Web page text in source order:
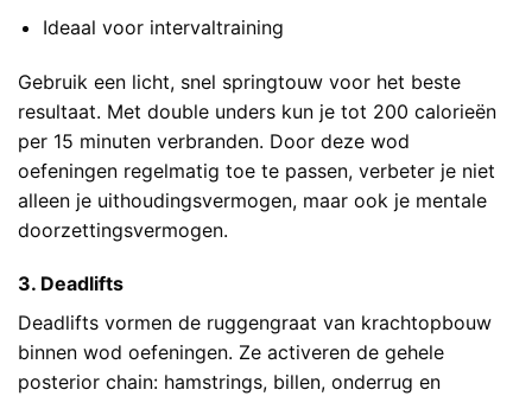
Ideaal voor intervaltraining
Gebruik een licht, snel springtouw voor het beste
resultaat. Met double unders kun je tot 200 calorieën
per 15 minuten verbranden. Door deze wod
oefeningen regelmatig toe te passen, verbeter je niet
alleen je uithoudingsvermogen, maar ook je mentale
doorzettingsvermogen.
3. Deadlifts
Deadlifts vormen de ruggengraat van krachtopbouw
binnen wod oefeningen. Ze activeren de gehele
posterior chain: hamstrings, billen, onderrug en